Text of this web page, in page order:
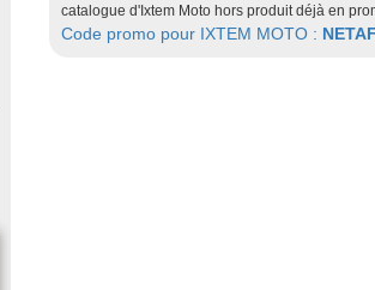
catalogue d'Ixtem Moto hors produit déjà en
Code promo pour IXTEM MOTO :